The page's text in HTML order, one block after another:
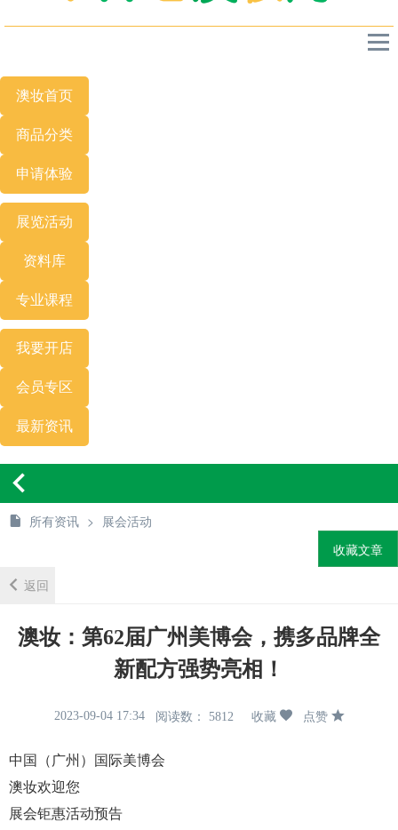
澳妆首页
商品分类
申请体验
展览活动
资料库
专业课程
我要开店
会员专区
最新资讯
所有资讯 > 展会活动
收藏文章
返回
澳妆：第62届广州美博会，携多品牌全
新配方强势亮相！
2023-09-04 17:34 阅读数： 5812 收藏 点赞
中国（广州）国际美博会
澳妆欢迎您
展会钜惠活动预告